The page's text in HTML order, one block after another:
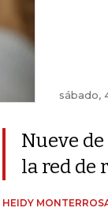
sábado,
Nueve
la red de
HEIDY